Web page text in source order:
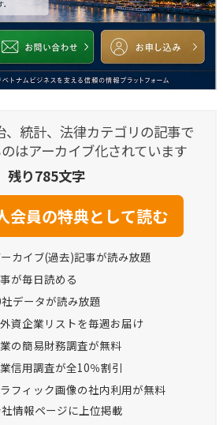
、統計、法律カテゴリの記事で
はアーカイブ化されています
残り785文字
カイブ(過去)記事が読み放題
が毎日読める
データが読み放題
資企業リストを毎週お届け
の簡易財務調査が無料
信用調査が全10％割引
フィック画像の社内利用が無料
社情報ページに上位掲載